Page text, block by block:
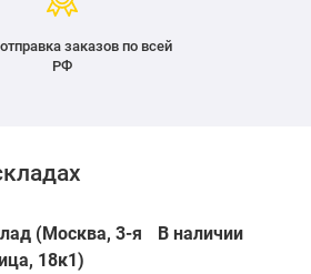
заказов по всей
РФ
(Москва, 3-я
18к1)
В наличии